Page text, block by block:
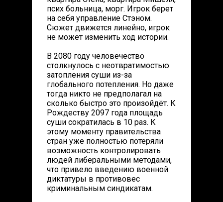
псих больница, морг. Игрок берет
на себя управление Стэном.
Сюжет движется линейно, игрок
не может изменить ход истории.
В 2080 году человечество
столкнулось с неотвратимостью
затопления суши из-за
глобального потепления. Но даже
тогда никто не предполагал на
сколько быстро это произойдёт. К
Рождеству 2097 года площадь
суши сократилась в 10 раз. К
этому моменту правительства
стран уже полностью потеряли
возможность контролировать
людей либеральными методами,
что привело введению военной
диктатуры в противовес
криминальным синдикатам.